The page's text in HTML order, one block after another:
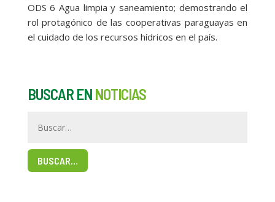
ODS 6 Agua limpia y saneamiento; demostrando el
rol protagónico de las cooperativas paraguayas en
el cuidado de los recursos hídricos en el país.
BUSCAR EN NOTICIAS
BUSCAR…